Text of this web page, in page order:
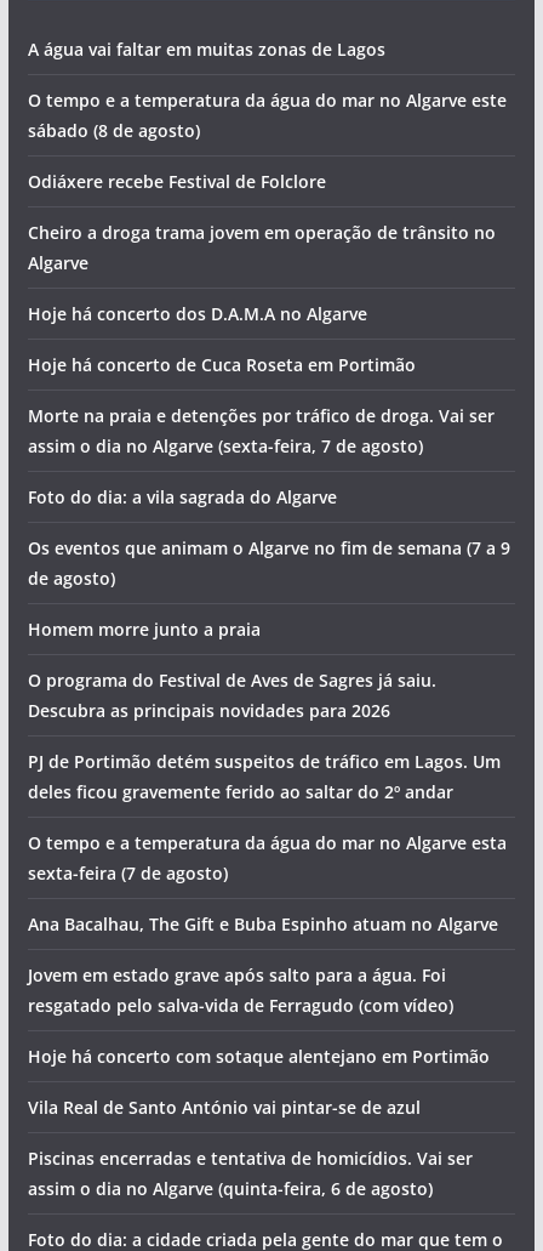
A água vai faltar em muitas zonas de Lagos
O tempo e a temperatura da água do mar no Algarve este
sábado (8 de agosto)
Odiáxere recebe Festival de Folclore
Cheiro a droga trama jovem em operação de trânsito no
Algarve
Hoje há concerto dos D.A.M.A no Algarve
Hoje há concerto de Cuca Roseta em Portimão
Morte na praia e detenções por tráfico de droga. Vai ser
assim o dia no Algarve (sexta-feira, 7 de agosto)
Foto do dia: a vila sagrada do Algarve
Os eventos que animam o Algarve no fim de semana (7 a 9
de agosto)
Homem morre junto a praia
O programa do Festival de Aves de Sagres já saiu.
Descubra as principais novidades para 2026
PJ de Portimão detém suspeitos de tráfico em Lagos. Um
deles ficou gravemente ferido ao saltar do 2º andar
O tempo e a temperatura da água do mar no Algarve esta
sexta-feira (7 de agosto)
Ana Bacalhau, The Gift e Buba Espinho atuam no Algarve
Jovem em estado grave após salto para a água. Foi
resgatado pelo salva-vida de Ferragudo (com vídeo)
Hoje há concerto com sotaque alentejano em Portimão
Vila Real de Santo António vai pintar-se de azul
Piscinas encerradas e tentativa de homicídios. Vai ser
assim o dia no Algarve (quinta-feira, 6 de agosto)
Foto do dia: a cidade criada pela gente do mar que tem o